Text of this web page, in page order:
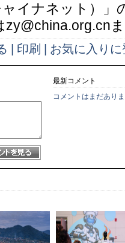
ャイナネット）」
zy@china.org.cn
印刷 お気に入りに
最新コメント
コメントはまだあり